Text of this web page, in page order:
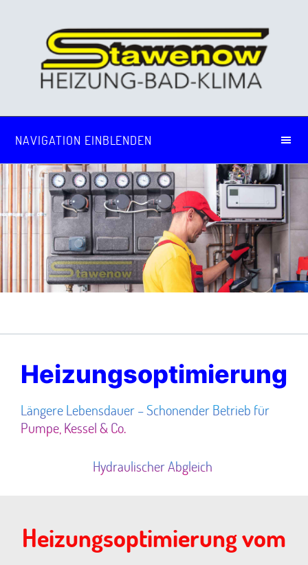
NAVIGATION EINBLENDEN
Heizungsoptimierung
Längere Lebensdauer – Schonender Betrieb für
Pumpe, Kessel & Co.
Hydraulischer Abgleich
Heizungsoptimierung vom